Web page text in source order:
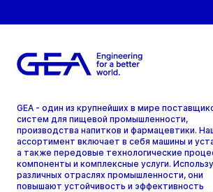
GEA - один из крупнейших в мире
систем для пищевой промышленности,
производства напитков и фармацевтики.
ассортимент включает в себя машины и
а также передовые технологические
компоненты и комплексные услуги.
различных отраслях промышленности, они
повышают устойчивость и эффективность